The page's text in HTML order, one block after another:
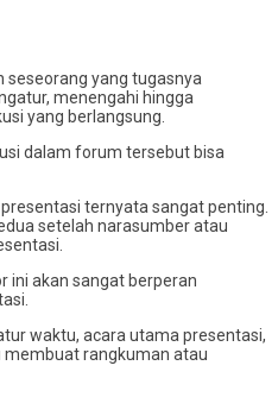
yang tugasnya
menengahi hingga
yang berlangsung.
dalam forum tersebut bisa
ternyata sangat penting.
setelah narasumber atau
ini akan sangat berperan
waktu, acara utama presentasi,
rangkuman atau